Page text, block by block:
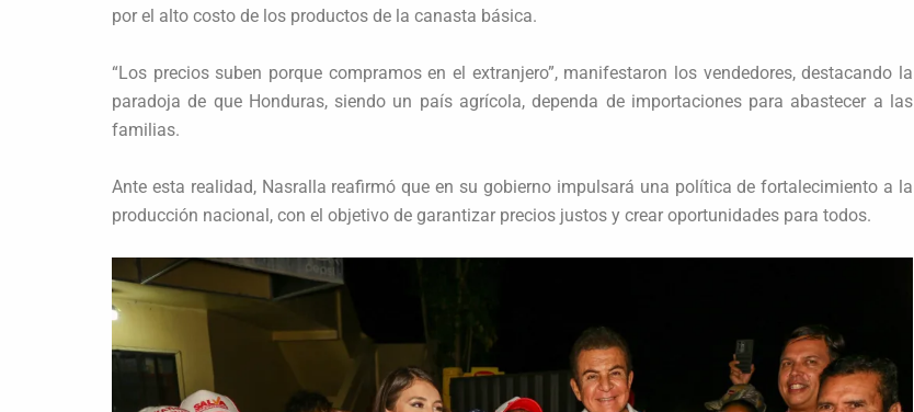
por el alto costo de los productos de la canasta básica.
“Los precios suben porque compramos en el extranjero”, manifestaron los vendedores, destacando la
paradoja de que Honduras, siendo un país agrícola, dependa de importaciones para abastecer a las
familias.
Ante esta realidad, Nasralla reafirmó que en su gobierno impulsará una política de fortalecimiento a la
producción nacional, con el objetivo de garantizar precios justos y crear oportunidades para todos.